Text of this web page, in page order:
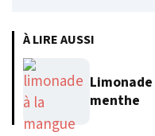
À LIRE AUSSI
menthe